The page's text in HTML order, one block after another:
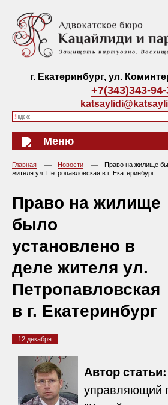
г. Екатеринбург, ул.
+7(343)343-94-
Меню
Главная Новости
Право на жилище
жителя ул. Петропавловская в г. Екатеринбург
Право на жилище
было
установлено в
деле жителя ул.
Петропавловская
в г. Екатеринбург
12 декабря
Автор статьи:
управляющий